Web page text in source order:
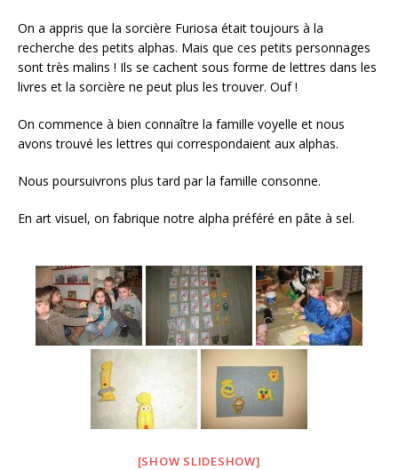
o
k
On a appris que la sorcière Furiosa était toujours à la
recherche des petits alphas. Mais que ces petits personnages
sont très malins ! Ils se cachent sous forme de lettres dans les
livres et la sorcière ne peut plus les trouver. Ouf !
On commence à bien connaître la famille voyelle et nous
avons trouvé les lettres qui correspondaient aux alphas.
Nous poursuivrons plus tard par la famille consonne.
En art visuel, on fabrique notre alpha préféré en pâte à sel.
[SHOW SLIDESHOW]